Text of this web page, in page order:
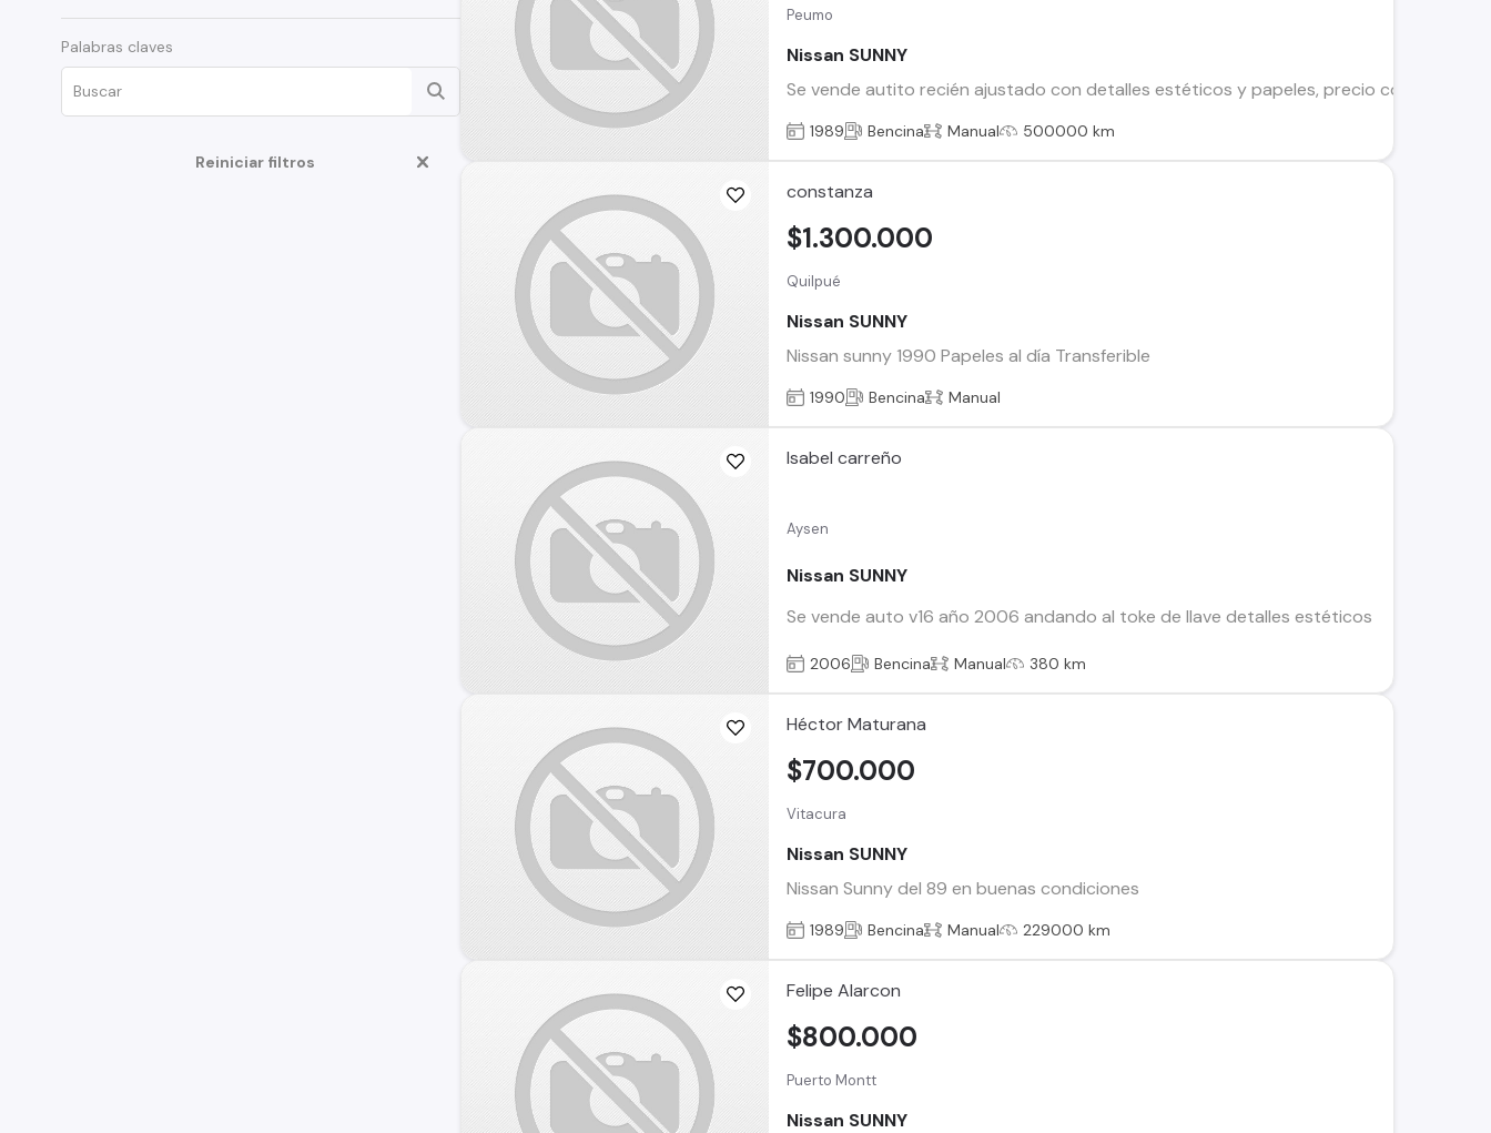
Palabras claves
Reiniciar filtros
Peumo
Nissan SUNNY
Se vende autito recién ajustado con detalles estéticos y papeles, precio
1989 Bencina Manual 500000 km
constanza
Quilpué
Nissan SUNNY
Nissan sunny 1990 Papeles al día Transferible
$1.300.000
1990 Bencina Manual
Isabel carreño
Aysen
Nissan SUNNY
Se vende auto v16 año 2006 andando al toke de llave detalles estéticos
2006 Bencina Manual 380 km
Héctor Maturana
Vitacura
Nissan SUNNY
Nissan Sunny del 89 en buenas condiciones
$700.000
1989 Bencina Manual 229000 km
Felipe Alarcon
Puerto Montt
Nissan SUNNY
$800.000